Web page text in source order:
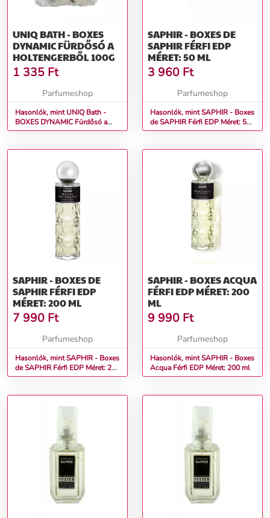
UNIQ BATH - BOXES
DYNAMIC FÜRDŐSÓ A
HOLTENGERBŐL 100G
1 335 Ft
Parfumeshop
Hasonlók, mint UNIQ Bath -
BOXES DYNAMIC Fürdősó a
holtengerből 100g
SAPHIR - BOXES DE
SAPHIR FÉRFI EDP
MÉRET: 50 ML
3 960 Ft
Parfumeshop
Hasonlók, mint SAPHIR - Boxes
de SAPHIR Férfi EDP Méret: 50
ml
SAPHIR - BOXES DE
SAPHIR FÉRFI EDP
MÉRET: 200 ML
7 990 Ft
Parfumeshop
Hasonlók, mint SAPHIR - Boxes
de SAPHIR Férfi EDP Méret: 200
ml
SAPHIR - BOXES ACQUA
FÉRFI EDP MÉRET: 200
ML
9 990 Ft
Parfumeshop
Hasonlók, mint SAPHIR - Boxes
Acqua Férfi EDP Méret: 200 ml